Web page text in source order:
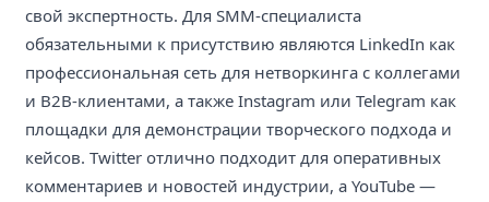
свой экспертность. Для SMM-специалиста
обязательными к присутствию являются LinkedIn как
профессиональная сеть для нетворкинга с коллегами
и B2B-клиентами, а также Instagram или Telegram как
площадки для демонстрации творческого подхода и
кейсов. Twitter отлично подходит для оперативных
комментариев и новостей индустрии, а YouTube —